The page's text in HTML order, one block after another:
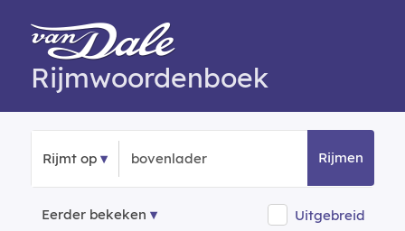
Rijmwoordenboek
Rijmt op Rijmen
Eerder bekeken Uitgebreid